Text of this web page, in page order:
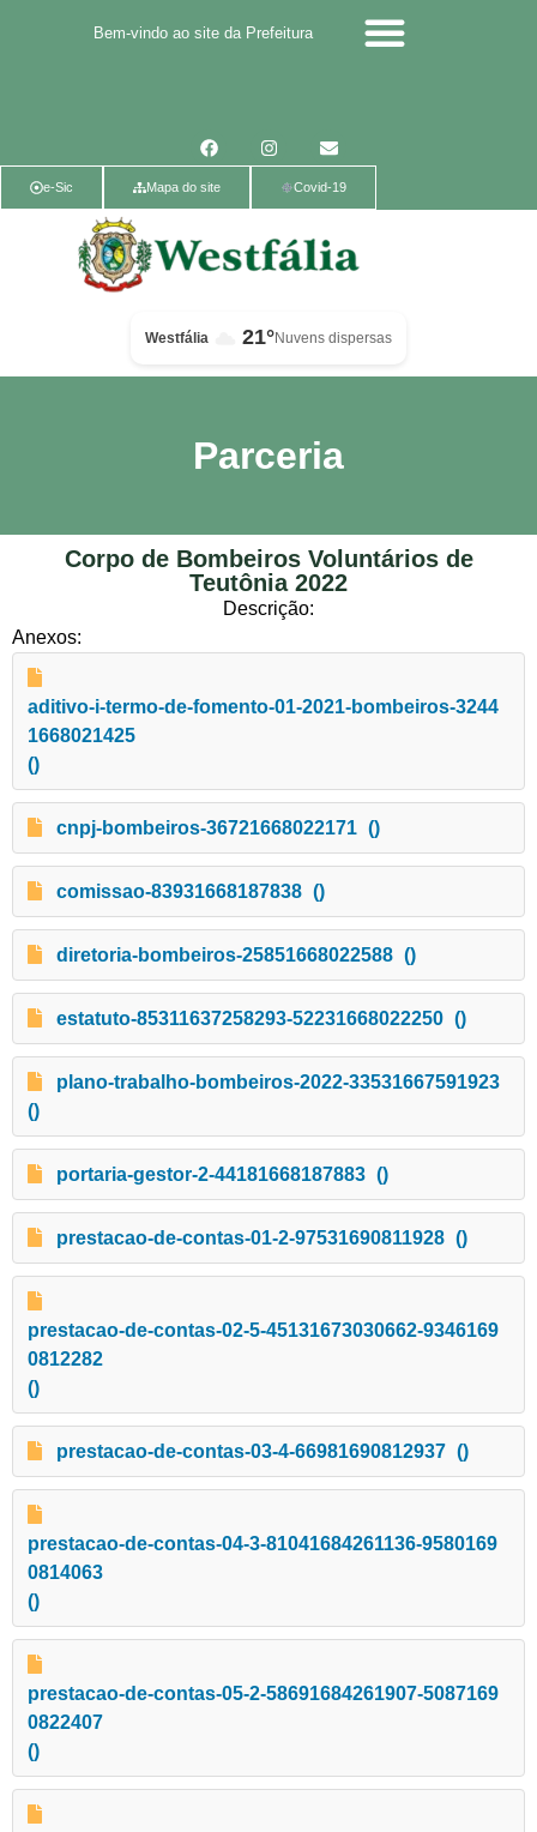
Bem-vindo ao site da Prefeitura
e-Sic Mapa do site Covid-19
Westfália 21°Nuvens dispersas
Parceria
Corpo de Bombeiros Voluntários de
Teutônia 2022
Descrição:
Anexos:
aditivo-i-termo-de-fomento-01-2021-bombeiros-3244
1668021425
()
cnpj-bombeiros-36721668022171 ()
comissao-83931668187838 ()
diretoria-bombeiros-25851668022588 ()
estatuto-85311637258293-52231668022250 ()
plano-trabalho-bombeiros-2022-33531667591923
()
portaria-gestor-2-44181668187883 ()
prestacao-de-contas-01-2-97531690811928 ()
prestacao-de-contas-02-5-45131673030662-9346169
0812282
()
prestacao-de-contas-03-4-66981690812937 ()
prestacao-de-contas-04-3-81041684261136-9580169
0814063
()
prestacao-de-contas-05-2-58691684261907-5087169
0822407
()